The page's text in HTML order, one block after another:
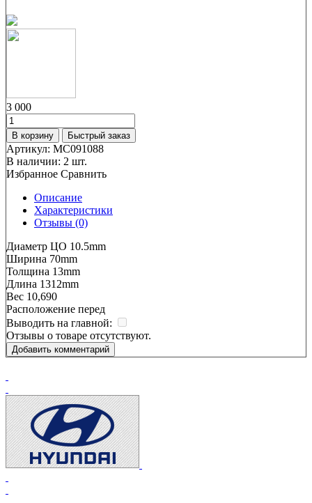
3 000
В корзину Быстрый заказ
Артикул: MC091088
В наличии: 2 шт.
Избранное Сравнить
Описание
Характеристики
Отзывы (0)
Диаметр ЦО 10.5mm
Ширина 70mm
Толщина 13mm
Длина 1312mm
Вес 10,690
Расположение перед
Выводить на главной:
Отзывы о товаре отсутствуют.
Добавить комментарий